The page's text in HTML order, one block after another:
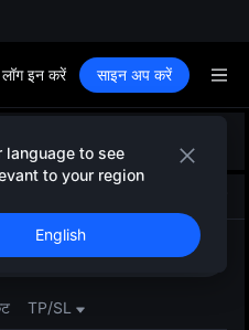
लॉग इन करें साइन अप करें
language to see
to your region
English
बेचें
TP/SL